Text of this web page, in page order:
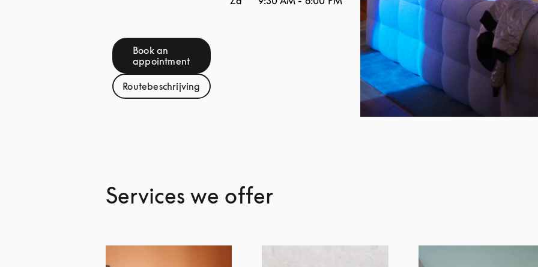
Book an
appointmentLink Opens in New Tab
RoutebeschrijvingLink Opens in New Tab
Services we offer